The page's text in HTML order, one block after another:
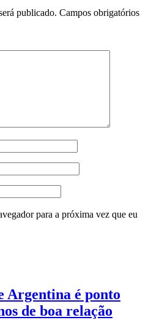
publicado. Campos obrigatórios
para a próxima vez que eu
Argentina é ponto
de boa relação